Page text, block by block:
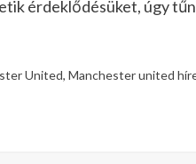
érdeklődésüket, úgy
United, Manchester united